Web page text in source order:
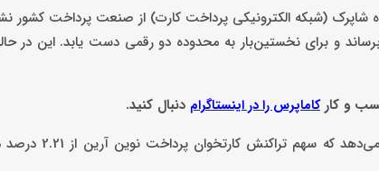
شاپرک (شبکه الکترونیکی پرداخت کارت) از صنعت پرداخت
و کارکاماپرس را در اینستاگرام دنبال کنید.